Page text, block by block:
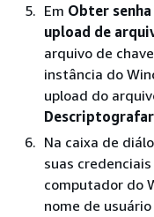
Em Obter
upload de
arquivo de
instância do
upload do
Descriptografar
Na caixa de
suas
computador do
nome de